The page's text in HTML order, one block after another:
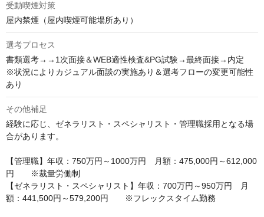
受動喫煙対策
屋内禁煙（屋内喫煙可能場所あり）
選考プロセス
書類選考→→1次面接＆WEB適性検査&PG試験→最終面接→内定
※状況によりカジュアル面談の実施あり＆選考フローの変更可能性
あり
その他補足
経験に応じ、ゼネラリスト・スペシャリスト・管理職採用となる場
合があります。
【管理職】年収：750万円～1000万円　月額：475,000円～612,000
円　　※裁量労働制
【ゼネラリスト・スペシャリスト】年収：700万円～950万円　月
額：441,500円～579,200円　　※フレックスタイム勤務